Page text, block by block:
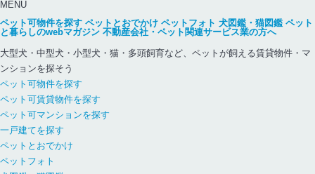
MENU
ペット可物件を探す ペットとおでかけ ペットフォト 犬図鑑・猫図鑑 ペット
と暮らしのwebマガジン 不動産会社・ペット関連サービス業の方へ
大型犬・中型犬・小型犬・猫・多頭飼育など、ペットが飼える賃貸物件・マ
ンションを探そう
ペット可物件を探す
ペット可賃貸物件を探す
ペット可マンションを探す
一戸建てを探す
ペットとおでかけ
ペットフォト